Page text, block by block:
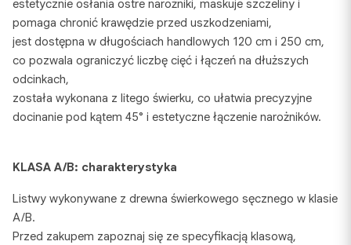
estetycznie osłania ostre narożniki, maskuje szczeliny i
pomaga chronić krawędzie przed uszkodzeniami,
jest dostępna w długościach handlowych 120 cm i 250 cm,
co pozwala ograniczyć liczbę cięć i łączeń na dłuższych
odcinkach,
została wykonana z litego świerku, co ułatwia precyzyjne
docinanie pod kątem 45° i estetyczne łączenie narożników.
KLASA A/B: charakterystyka
Listwy wykonywane z drewna świerkowego sęcznego w klasie
A/B.
Przed zakupem zapoznaj się ze specyfikacją klasową,